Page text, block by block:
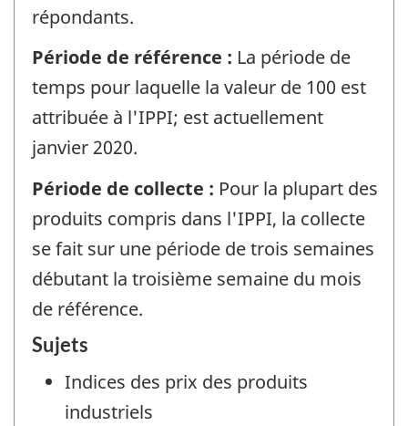
répondants.
Période de référence : La période de
temps pour laquelle la valeur de 100 est
attribuée à l'IPPI; est actuellement
janvier 2020.
Période de collecte : Pour la plupart des
produits compris dans l'IPPI, la collecte
se fait sur une période de trois semaines
débutant la troisième semaine du mois
de référence.
Sujets
Indices des prix des produits
industriels